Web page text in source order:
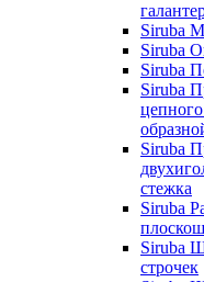
Siruba
Siruba
Siruba
Siruba
Siruba
стежка
Siruba
Siruba
строчек